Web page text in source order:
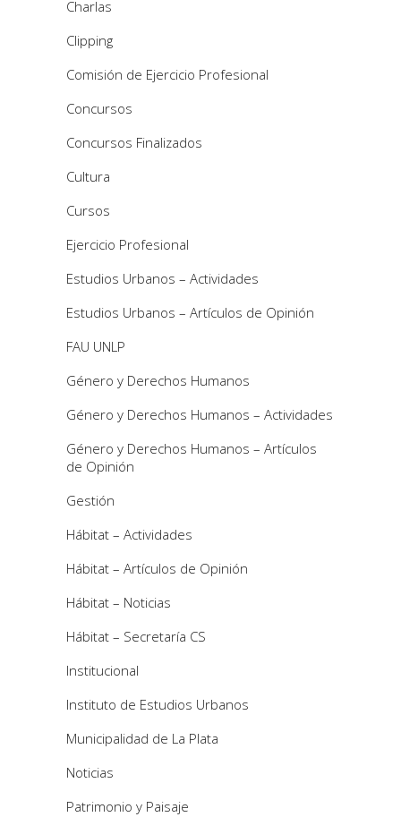
Charlas
Clipping
Comisión de Ejercicio Profesional
Concursos
Concursos Finalizados
Cultura
Cursos
Ejercicio Profesional
Estudios Urbanos – Actividades
Estudios Urbanos – Artículos de Opinión
FAU UNLP
Género y Derechos Humanos
Género y Derechos Humanos – Actividades
Género y Derechos Humanos – Artículos
de Opinión
Gestión
Hábitat – Actividades
Hábitat – Artículos de Opinión
Hábitat – Noticias
Hábitat – Secretaría CS
Institucional
Instituto de Estudios Urbanos
Municipalidad de La Plata
Noticias
Patrimonio y Paisaje